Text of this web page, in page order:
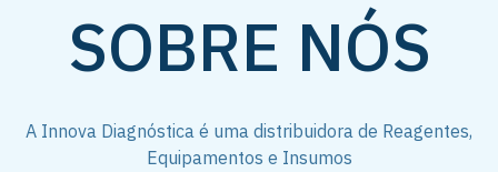
SOBRE NÓS
A Innova Diagnóstica é uma distribuidora de Reagentes,
Equipamentos e Insumos